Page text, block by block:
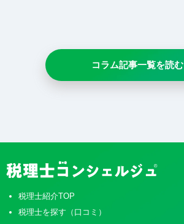
コラム記事一覧を読む
税理士紹介TOP
税理士を探す（口コミ）